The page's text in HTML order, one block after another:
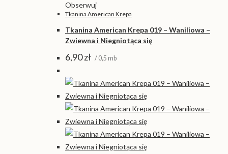
Obserwuj
Tkanina American Krepa
Tkanina American Krepa 019 – Waniliowa –
Zwiewna i Niegniotąca się
6,90zł / 0,5 mb